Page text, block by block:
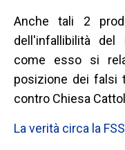
Anche tali 2
dell'infallibilità
come esso si
posizione dei falsi
contro Chiesa
La verità circa la